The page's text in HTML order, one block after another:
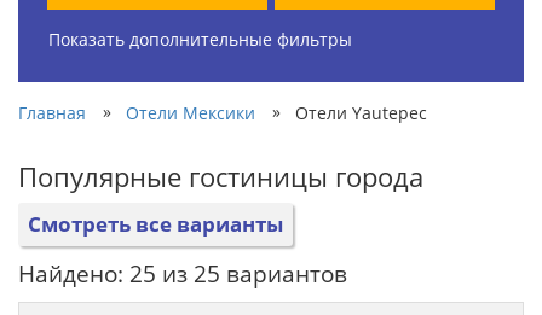
Показать дополнительные фильтры
Главная » Отели Мексики » Отели Yautepec
Популярные гостиницы города
Смотреть все варианты
Найдено: 25 из 25 вариантов